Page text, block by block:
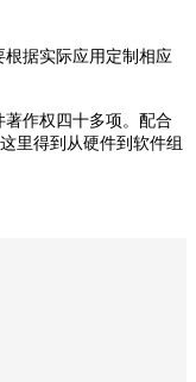
据实际应用定制相应
作权四十多项。配合
里得到从硬件到软件组